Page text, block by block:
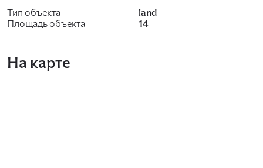
Тип объекта
land
Площадь объекта
14
На карте